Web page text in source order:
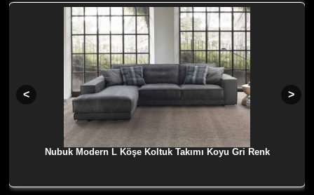
Nubuk Modern L Köşe Koltuk Takımı Koyu Gri Renk